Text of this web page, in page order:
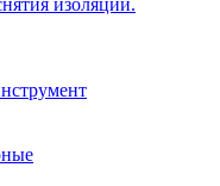
изоляции.